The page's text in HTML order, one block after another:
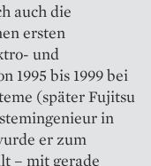
auch die
ersten
und
1995 bis 1999 bei
(später Fujitsu
in
er zum
– mit gerade